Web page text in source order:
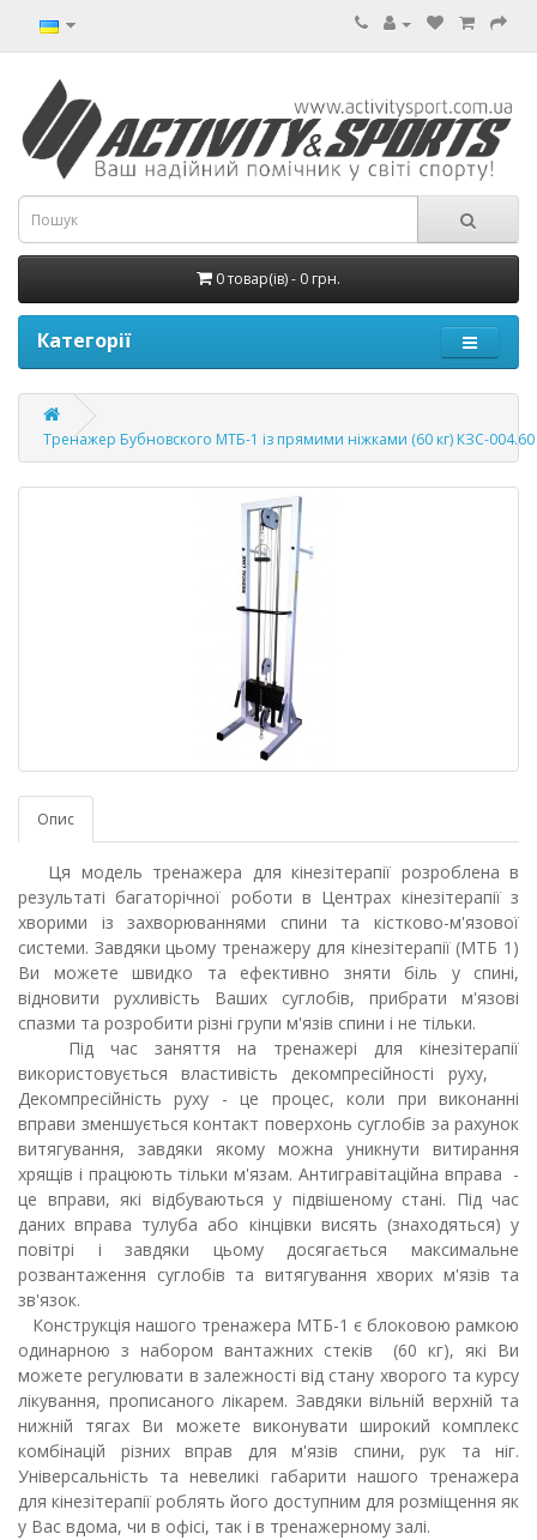
0 товар(ів) - 0 грн.
Категорії
Тренажер Бубновского МТБ-1 із прямими ніжками (60 кг) КЗС-004.60
Опис
Ця модель тренажера для кінезітерапії розроблена в
результаті багаторічної роботи в Центрах кінезітерапії з
хворими із захворюваннями спини та кістково-м'язової
системи. Завдяки цьому тренажеру для кінезітерапії (МТБ 1)
Ви можете швидко та ефективно зняти біль у спині,
відновити рухливість Ваших суглобів, прибрати м'язові
спазми та розробити різні групи м'язів спини і не тільки.
Під час заняття на тренажері для кінезітерапії
використовується властивість декомпресійності руху,
Декомпресійність руху - це процес, коли при виконанні
вправи зменшується контакт поверхонь суглобів за рахунок
витягування, завдяки якому можна уникнути витирання
хрящів і працюють тільки м'язам. Антигравітаційна вправа -
це вправи, які відбуваються у підвішеному стані. Під час
даних вправа тулуба або кінцівки висять (знаходяться) у
повітрі і завдяки цьому досягається максимальне
розвантаження суглобів та витягування хворих м'язів та
зв'язок.
Конструкція нашого тренажера МТБ-1 є блоковою рамкою
одинарною з набором вантажних стеків (60 кг), які Ви
можете регулювати в залежності від стану хворого та курсу
лікування, прописаного лікарем. Завдяки вільній верхній та
нижній тягах Ви можете виконувати широкий комплекс
комбінацій різних вправ для м'язів спини, рук та ніг.
Універсальність та невеликі габарити нашого тренажера
для кінезітерапії роблять його доступним для розміщення як
у Вас вдома, чи в офісі, так і в тренажерному залі.